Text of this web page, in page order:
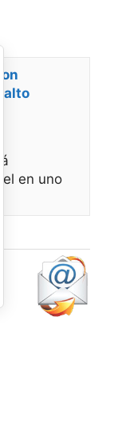
alto
en uno